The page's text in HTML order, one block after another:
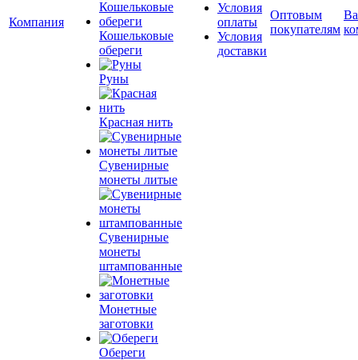
Компания
Кошельковые
обереги
Руны
Красная нить
Сувенирные
монеты литые
Сувенирные
монеты
штампованные
Монетные
заготовки
Обереги
Условия
оплаты
Условия
доставки
Оптовым
покупателям